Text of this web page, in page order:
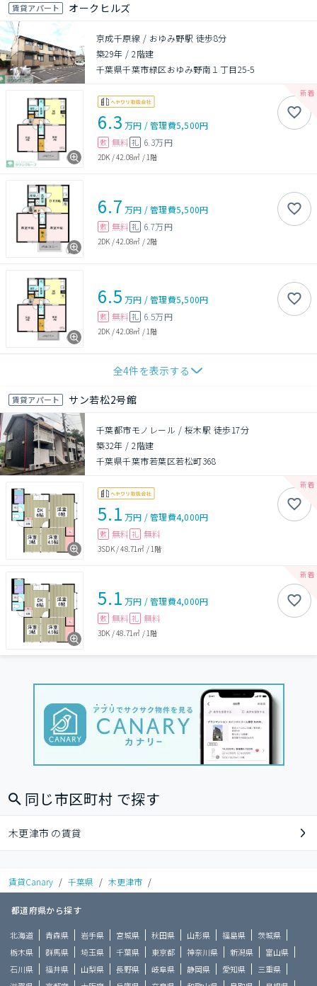
賃貸アパート オークヒルズ
京成千原線 / おゆみ野駅 徒歩8分
築29年 /2階建
千葉県千葉市緑区おゆみ野南１丁目25-5
6.3 万円 /管理費5,500円
敷 無料 礼 6.3万円
2DK /42.08㎡ /1階
6.7 万円 /管理費5,500円
敷 無料 礼 6.7万円
2DK /42.08㎡ / 2階
6.5 万円 /管理費5,500円
敷 無料 礼 6.5万円
2DK /42.08㎡ / 1階
全4件を表示する
賃貸アパート サン若松2号館
千葉都市モノレール / 桜木駅 徒歩17分
築32年 /2階建
千葉県千葉市若葉区若松町368
5.1 万円 /管理費4,000円
敷 無料 礼 無料
3SDK/48.71㎡ /1階
5.1 万円 /管理費4,000円
敷 無料 礼 無料
3DK /48.71㎡ / 1階
同じ市区町村 で探す
木更津市 の賃貸
賃貸Canary / 千葉県 / 木更津市 /
都道府県から探す
北海道 青森県 岩手県 宮城県 秋田県 山形県 福島県
茨城県
栃木県
群馬県 埼玉県 千葉県 東京都 神奈川県 新潟県
富山県
石川県
福井県 山梨県 長野県 岐阜県 静岡県 愛知県
三重県